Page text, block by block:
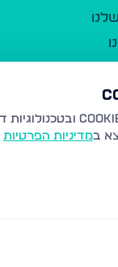
היחיד
במדיניות הפרטיות